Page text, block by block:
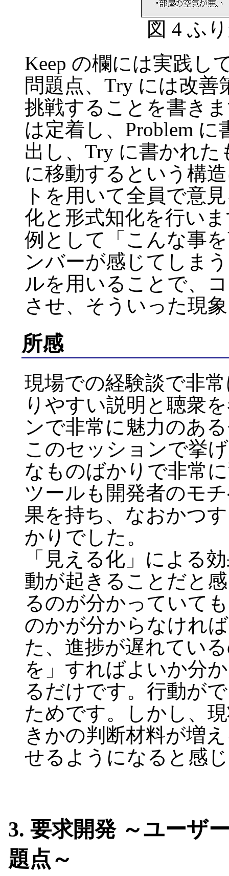
図 4 ふ
Keep の欄には実践し
問題点、Try には改
挑戦することを書き
は定着し、Problem
出し、Try に書かれた
に移動するという構
トを用いて全員で意
化と形式知化を行い
例として「こんな事
ンバーが感じてしま
ルを用いることで、
させ、そういった現
所感
現場での経験談で非
りやすい説明と聴衆
ンで非常に魅力のあ
このセッションで挙
なものばかりで非常
ツールも開発者のモ
果を持ち、なおかつ
かりでした。
「見える化」による
動が起きることだと
るのが分かっていて
のかが分からなけれ
た、進捗が遅れてい
を」すればよいか分
るだけです。行動が
ためです。しかし、
きかの判断材料が増
せるようになると感
3. 要求開発 ～ユーザ
題点～